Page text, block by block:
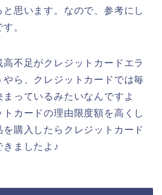
思います。なので、参考にし
。
不足がクレジットカードエラ
ら、クレジットカードでは毎
っているみたいなんですよ
カードの理由限度額を高くし
購入したらクレジットカード
きましたよ♪